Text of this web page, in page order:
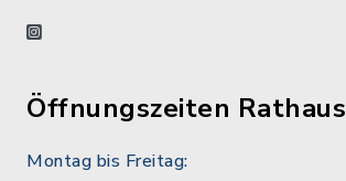
instagram
Öffnungszeiten Rathaus
Montag bis Freitag: